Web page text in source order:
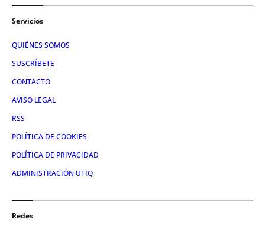
Servicios
QUIÉNES SOMOS
SUSCRÍBETE
CONTACTO
AVISO LEGAL
RSS
POLÍTICA DE COOKIES
POLÍTICA DE PRIVACIDAD
ADMINISTRACIÓN UTIQ
Redes